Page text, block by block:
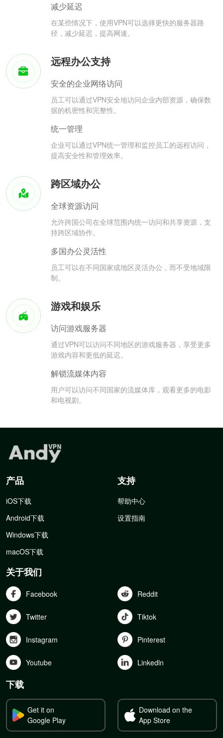
减少延迟
在某些情况下，使用VPN可以选择更快的服务器路
径，减少延迟，提高网速。
远程办公支持
安全的企业网络访问
员工可以通过VPN安全地访问企业内部资源，确保数
据的机密性和完整性。
统一管理
企业可以通过VPN统一管理和监控员工的远程访问，
提高安全性和管理效率。
跨区域办公
全球资源访问
允许跨国公司在全球范围内统一访问和共享资源，支
持跨区域协作。
多国办公灵活性
员工可以在不同国家或地区灵活办公，而不受地域限
制。
游戏和娱乐
访问游戏服务器
通过VPN可以访问不同地区的游戏服务器，享受更多
游戏内容和更低的延迟。
解锁流媒体内容
用户可以访问不同国家的流媒体库，观看更多的电影
和电视剧。
产品
iOS下载
Android下载
Windows下载
macOS下载
支持
帮助中心
设置指南
关于我们
Facebook Reddit
Twitter Tiktok
Instagram Pinterest
Youtube Linkedln
下载
Get it on
Google Play
Download on the
App Store